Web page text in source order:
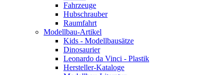
Fahrzeuge
Hubschrauber
Raumfahrt
Modellbau-Artikel
Kids - Modellbausätze
Dinosaurier
Leonardo da Vinci - Plastik
Hersteller-Kataloge